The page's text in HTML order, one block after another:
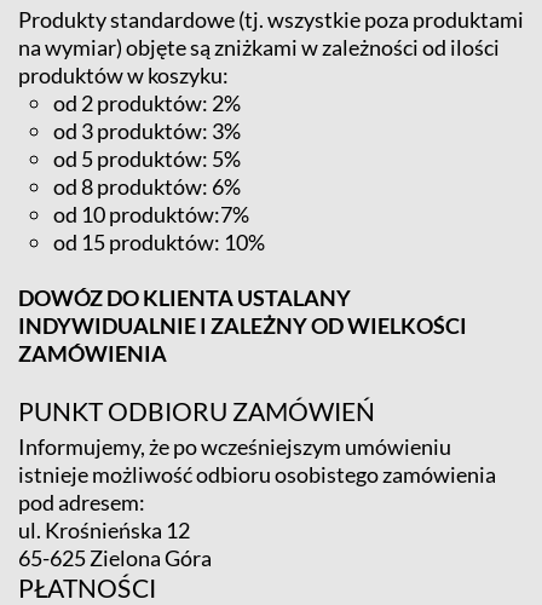
Produkty standardowe (tj. wszystkie poza produktami
na wymiar) objęte są zniżkami w zależności od ilości
produktów w koszyku:
od 2 produktów: 2%
od 3 produktów: 3%
od 5 produktów: 5%
od 8 produktów: 6%
od 10 produktów:7%
od 15 produktów: 10%
DOWÓZ DO KLIENTA USTALANY
INDYWIDUALNIE I ZALEŻNY OD WIELKOŚCI
ZAMÓWIENIA
PUNKT ODBIORU ZAMÓWIEŃ
Informujemy, że po wcześniejszym umówieniu
istnieje możliwość odbioru osobistego zamówienia
pod adresem:
ul. Krośnieńska 12
65-625 Zielona Góra
PŁATNOŚCI